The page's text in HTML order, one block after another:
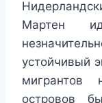
Мартен
устойчивый
мигрантов
островов